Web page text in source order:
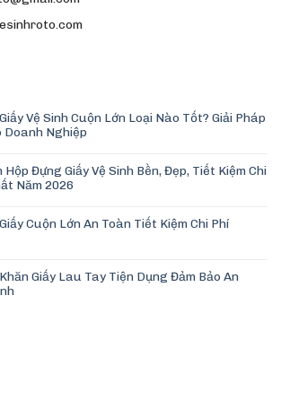
Vệ Sinh Cuộn Lớn Loại Nào Tốt? Giải Pháp
Doanh Nghiệp
Hộp Đựng Giấy Vệ Sinh Bền, Đẹp, Tiết Kiệm Chi
Năm 2026
Cuộn Lớn An Toàn Tiết Kiệm Chi Phí
Giấy Lau Tay Tiện Dụng Đảm Bảo An